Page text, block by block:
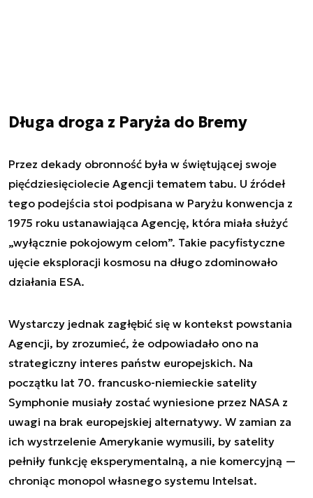
Długa droga z Paryża do Bremy
Przez dekady obronność była w świętującej swoje
pięćdziesięciolecie Agencji tematem tabu. U źródeł
tego podejścia stoi podpisana w Paryżu konwencja z
1975 roku ustanawiająca Agencję, która miała służyć
„wyłącznie pokojowym celom”. Takie pacyfistyczne
ujęcie eksploracji kosmosu na długo zdominowało
działania ESA.
Wystarczy jednak zagłębić się w kontekst powstania
Agencji, by zrozumieć, że odpowiadało ono na
strategiczny interes państw europejskich. Na
początku lat 70. francusko-niemieckie satelity
Symphonie musiały zostać wyniesione przez NASA z
uwagi na brak europejskiej alternatywy. W zamian za
ich wystrzelenie Amerykanie wymusili, by satelity
pełniły funkcję eksperymentalną, a nie komercyjną —
chroniąc monopol własnego systemu Intelsat.